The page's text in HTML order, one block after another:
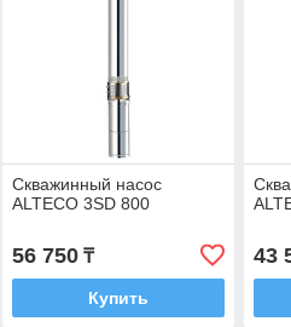
Скважинный насос
ALTECO 3SD 800
56 750₸
Купить
43